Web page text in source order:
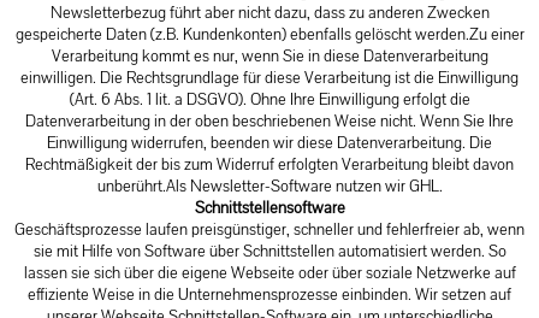
Newsletterbezug führt aber nicht dazu, dass zu anderen Zwecken
gespeicherte Daten (z.B. Kundenkonten) ebenfalls gelöscht werden.Zu einer
Verarbeitung kommt es nur, wenn Sie in diese Datenverarbeitung
einwilligen. Die Rechtsgrundlage für diese Verarbeitung ist die Einwilligung
(Art. 6 Abs. 1 lit. a DSGVO). Ohne Ihre Einwilligung erfolgt die
Datenverarbeitung in der oben beschriebenen Weise nicht. Wenn Sie Ihre
Einwilligung widerrufen, beenden wir diese Datenverarbeitung. Die
Rechtmäßigkeit der bis zum Widerruf erfolgten Verarbeitung bleibt davon
unberührt.Als Newsletter-Software nutzen wir GHL.
Schnittstellensoftware
Geschäftsprozesse laufen preisgünstiger, schneller und fehlerfreier ab, wenn
sie mit Hilfe von Software über Schnittstellen automatisiert werden. So
lassen sie sich über die eigene Webseite oder über soziale Netzwerke auf
effiziente Weise in die Unternehmensprozesse einbinden. Wir setzen auf